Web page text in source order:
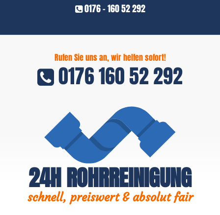
0176 - 160 52 292
Rufen Sie uns an, wir helfen sofort!
0176 160 52 292
24H ROHRREINIGUNG
schnell, preiswert & absolut fair